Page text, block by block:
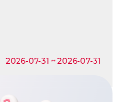
2026-07-31 ~ 2026-07-31